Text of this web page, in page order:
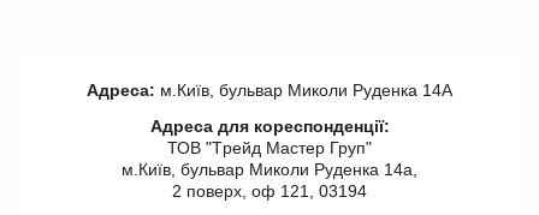
Адреса: м.Київ, бульвар Миколи Руденка 14А
Адреса для кореспонденції:
ТОВ "Tрейд Мастер Груп"
м.Київ, бульвар Миколи Руденка 14а,
2 поверх, оф 121, 03194